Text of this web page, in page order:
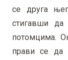
се друга
стигавши
потомцима.
прави се да